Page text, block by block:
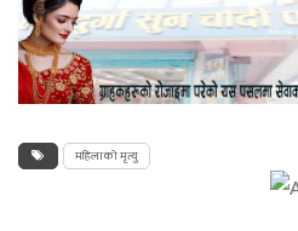
महिलाको मृत्यु